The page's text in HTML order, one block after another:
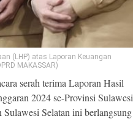
(LHP) atas Laporan Keuangan
MAKASSAR)
serah terima Laporan Hasil
2024 se-Provinsi Sulawesi
Selatan ini berlangsung